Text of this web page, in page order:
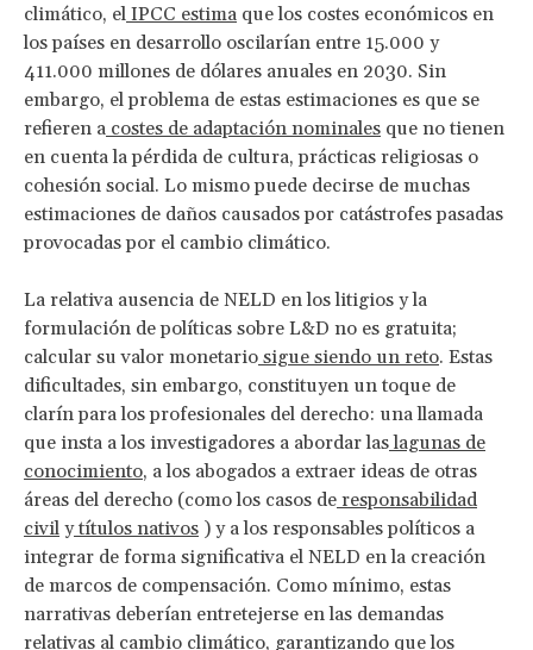
climático, el IPCC estima que los costes económicos en
los países en desarrollo oscilarían entre 15.000 y
411.000 millones de dólares anuales en 2030. Sin
embargo, el problema de estas estimaciones es que se
refieren a costes de adaptación nominales que no tienen
en cuenta la pérdida de cultura, prácticas religiosas o
cohesión social. Lo mismo puede decirse de muchas
estimaciones de daños causados por catástrofes pasadas
provocadas por el cambio climático.
La relativa ausencia de NELD en los litigios y la
formulación de políticas sobre L&D no es gratuita;
calcular su valor monetario sigue siendo un reto. Estas
dificultades, sin embargo, constituyen un toque de
clarín para los profesionales del derecho: una llamada
que insta a los investigadores a abordar laslagunas de
conocimiento, a los abogados a extraer ideas de otras
áreas del derecho (como los casos de responsabilidad
civil ytítulos nativos ) y a los responsables políticos a
integrar de forma significativa el NELD en la creación
de marcos de compensación. Como mínimo, estas
narrativas deberían entretejerse en las demandas
relativas al cambio climático, garantizando que los